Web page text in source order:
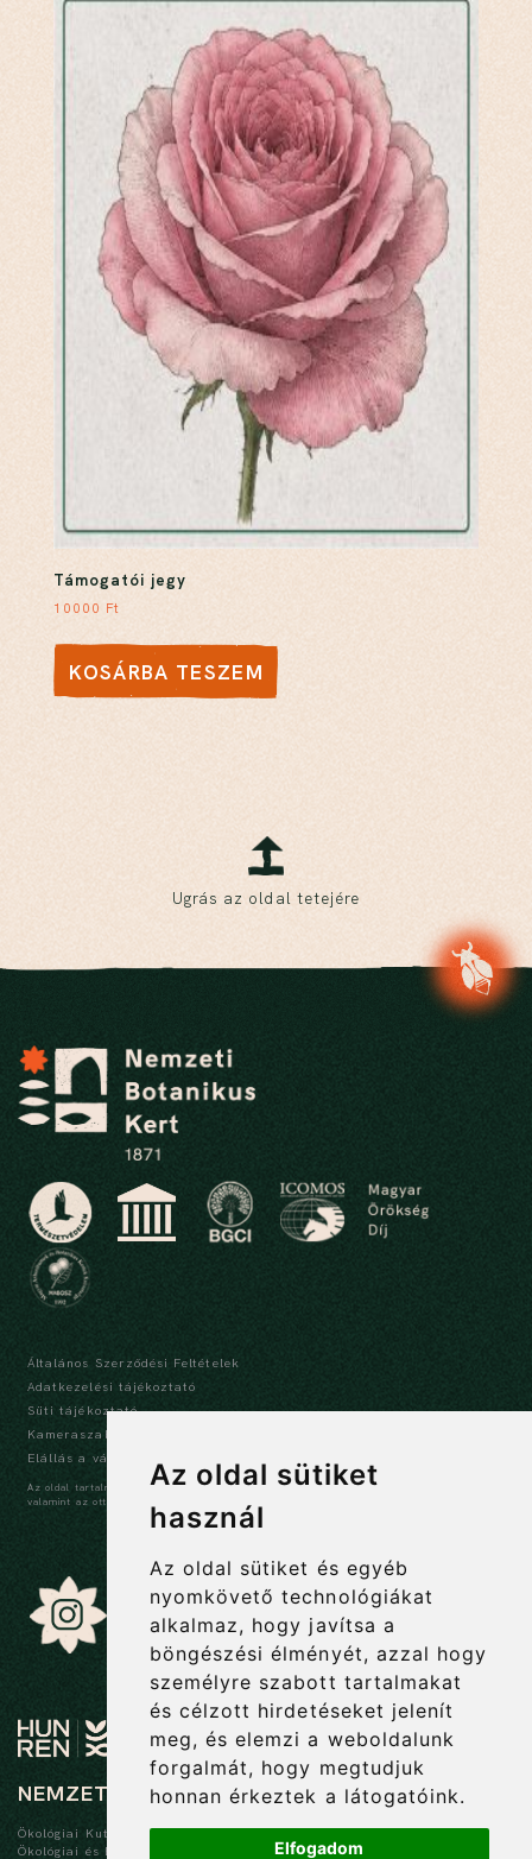
Az oldal sütiket
használ
Az oldal sütiket és egyéb
nyomkövető technológiákat
alkalmaz, hogy javítsa a
böngészési élményét, azzal hogy
személyre szabott tartalmakat
és célzott hirdetéseket jelenít
meg, és elemzi a weboldalunk
forgalmát, hogy megtudjuk
honnan érkeztek a látogatóink.
Elfogadom
Támogatói jegy
10000 Ft
KOSÁRBA TESZEM
Ugrás az oldal tetejére
Általános Szerződési Feltételek
Adatkezelési tájékoztató
Süti tájékoztató
Kameraszabályzat és tájékoztató
Elállás a vásárlástól
Az oldal tartalma szerzői jogi védelem alatt áll, a tartalmak idézése során a forrás,
valamint az ott megjelölt szerző megnevezése kötelező -
NEMZETI BOTANIKUS KERT
Ökológiai Kutatóközpont
Ökológiai és Botanikai Intézet